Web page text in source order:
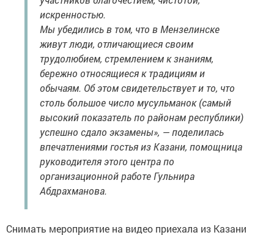
искренностью.
Мы убедились в том, что в Мензелинске
живут люди, отличающиеся своим
трудолюбием, стремлением к знаниям,
бережно относящиеся к традициям и
обычаям. Об этом свидетельствует и то, что
столь большое число мусульманок (самый
высокий показатель по районам республики)
успешно сдало экзамены», — поделилась
впечатлениями гостья из Казани, помощница
руководителя этого центра по
организационной работе Гульнира
Абдрахманова.
Снимать мероприятие на видео приехала из Казани